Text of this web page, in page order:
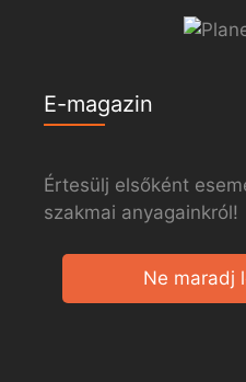
E-magazin
Értesülj elsőként
szakmai anyagainkról!
Ne maradj